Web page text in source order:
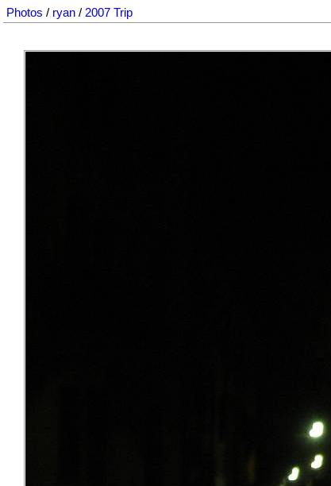
Photos / ryan / 2007 Trip